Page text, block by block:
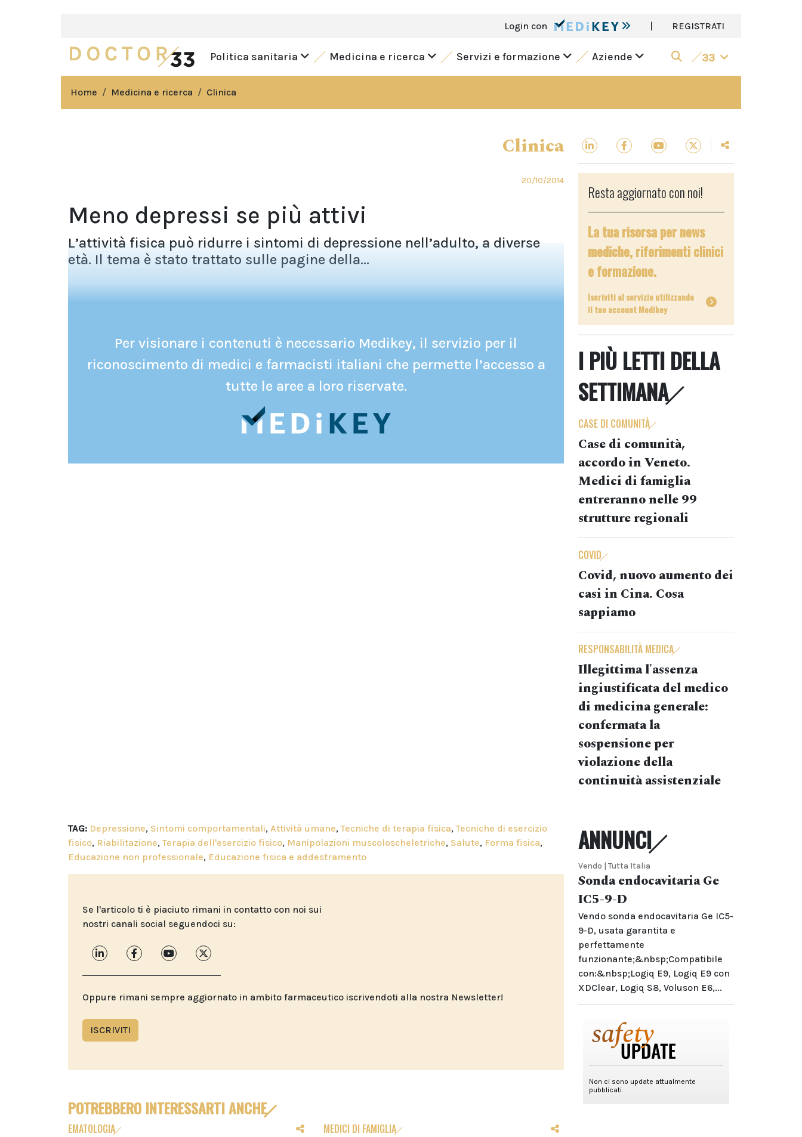
Login con | REGISTRATI
Politica sanitaria Medicina e ricerca Servizi e formazione Aziende 33
Home Medicina e ricerca Clinica
Clinica
20/10/2014
Meno depressi se più attivi
L’attività fisica può ridurre i sintomi di depressione nell’adulto, a diverse
età. Il tema è stato trattato sulle pagine della...
Per visionare i contenuti è necessario Medikey, il servizio per il
riconoscimento di medici e farmacisti italiani che permette l’accesso a
tutte le aree a loro riservate.
TAG: Depressione, Sintomi comportamentali, Attività umane,Tecniche di terapia fisica,Tecniche di esercizio
fisico, Riabilitazione,Terapia dell'esercizio fisico, Manipolazioni muscoloscheletriche, Salute, Forma fisica,
Educazione non professionale, Educazione fisica e addestramento
Se l'articolo ti è piaciuto rimani in contatto con noi sui
nostri canali social seguendoci su:
Oppure rimani sempre aggiornato in ambito farmaceutico iscrivendoti alla nostra Newsletter!
ISCRIVITI
POTREBBERO INTERESSARTI ANCHE
EMATOLOGIA MEDICI DI FAMIGLIA
Resta aggiornato con noi!
La tua risorsa per news
mediche, riferimenti clinici
e formazione.
Iscriviti al servizio utilizzando
il tuo account Medikey
I PIÙ LETTI DELLA
SETTIMANA
CASE DI COMUNITÀ
Case di comunità,
accordo in Veneto.
Medici di famiglia
entreranno nelle 99
strutture regionali
COVID
Covid, nuovo aumento dei
casi in Cina. Cosa
sappiamo
RESPONSABILITÀ MEDICA
Illegittima l'assenza
ingiustificata del medico
di medicina generale:
confermata la
sospensione per
violazione della
continuità assistenziale
ANNUNCI
Vendo | Tutta Italia
Sonda endocavitaria Ge
IC5-9-D
Vendo sonda endocavitaria Ge IC5-
9-D, usata garantita e
perfettamente
funzionante;&nbsp;Compatibile
con:&nbsp;Logiq E9, Logiq E9 con
XDClear, Logiq S8, Voluson E6,...